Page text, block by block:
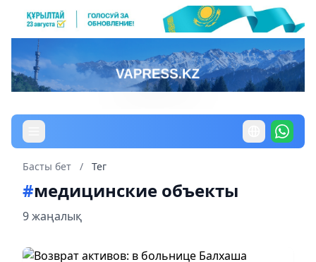
Басты бет / Тег
#медицинские объекты
9 жаңалық